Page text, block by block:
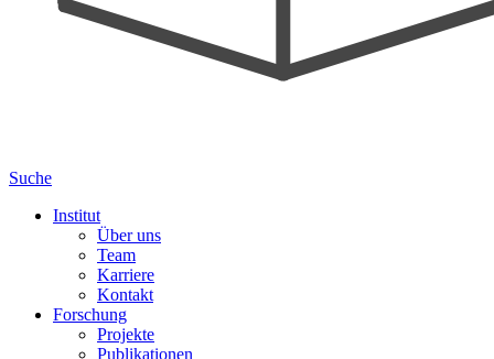
Suche
Institut
Über uns
Team
Karriere
Kontakt
Forschung
Projekte
Publikationen